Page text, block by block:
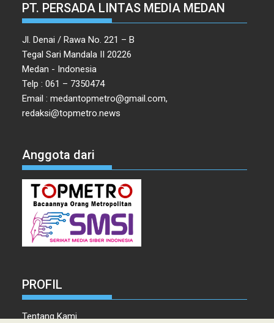
PT. PERSADA LINTAS MEDIA MEDAN
Jl. Denai / Rawa No. 221 – B
Tegal Sari Mandala II 20226
Medan - Indonesia
Telp : 061 – 7350474
Email : medantopmetro@gmail.com,
redaksi@topmetro.news
Anggota dari
PROFIL
Tentang Kami